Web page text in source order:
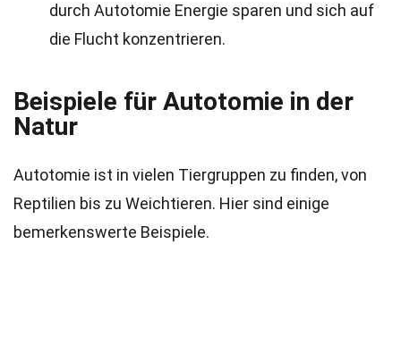
durch Autotomie Energie sparen und sich auf
die Flucht konzentrieren.
Beispiele für Autotomie in der
Natur
Autotomie ist in vielen Tiergruppen zu finden, von
Reptilien bis zu Weichtieren. Hier sind einige
bemerkenswerte Beispiele.